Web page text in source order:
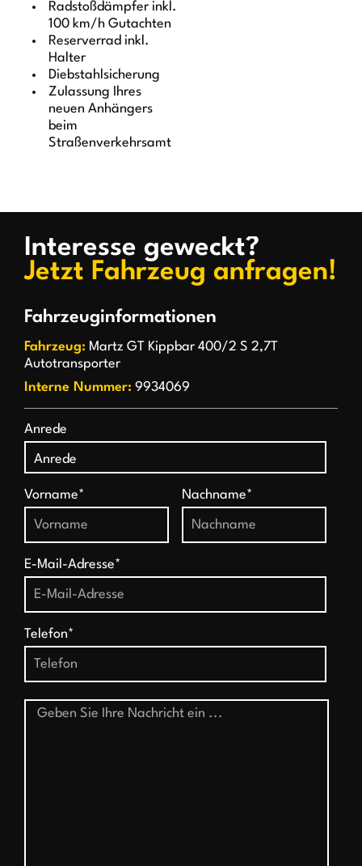
Radstoßdämpfer inkl.
100 km/h Gutachten
Reserverrad inkl.
Halter
Diebstahlsicherung
Zulassung Ihres
neuen Anhängers
beim
Straßenverkehrsamt
Interesse geweckt?
Jetzt Fahrzeug anfragen!
Fahrzeuginformationen
Fahrzeug: Martz GT Kippbar 400/2 S 2,7T
Autotransporter
Interne Nummer: 9934069
Anrede
Vorname* Nachname*
E-Mail-Adresse*
Telefon*